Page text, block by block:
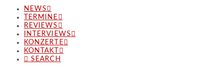
NEWS
TERMINE
REVIEWS
INTERVIEWS
KONZERTE
KONTAKT
SEARCH